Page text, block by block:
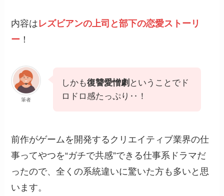
内容はレズビアンの上司と部下の恋愛ストーリ
ー ！
筆者
しかも復讐愛憎劇 ということでド
ロドロ感たっぷり‥！
前作がゲームを開発するクリエイティブ業界の仕
事ってやつを“ガチで共感”できる仕事系ドラマだ
ったので、全くの系統違いに驚いた方も多いと思
います。